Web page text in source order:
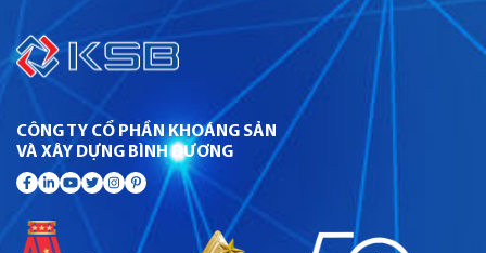
CÔNG TY CỔ PHẦN KHOÁNG SẢN
VÀ XÂY DỰNG BÌNH DƯƠNG